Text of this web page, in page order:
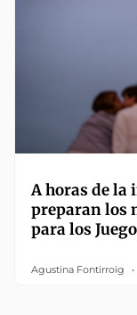
A horas de la
preparan los
para los
Agustina Fontirroig